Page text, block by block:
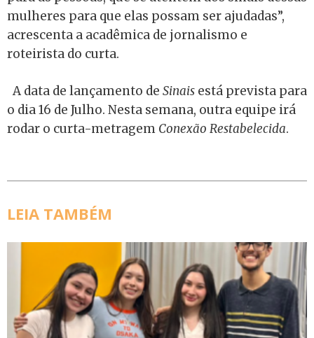
mulheres para que elas possam ser ajudadas”,
acrescenta a acadêmica de jornalismo e
roteirista do curta.
A data de lançamento de Sinais está prevista para
o dia 16 de Julho. Nesta semana, outra equipe irá
rodar o curta-metragem Conexão Restabelecida.
LEIA TAMBÉM